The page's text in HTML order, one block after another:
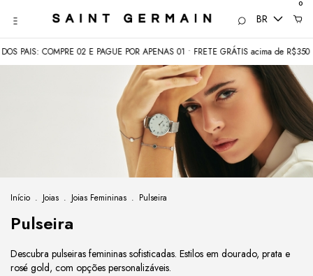
BR
0
02 E PAGUE POR APENAS 01 • FRETE GRÁTIS acima de R$350
Início . Joias . Joias Femininas . Pulseira
Pulseira
Descubra pulseiras femininas sofisticadas. Estilos em dourado, prata e
rosé gold, com opções personalizáveis.